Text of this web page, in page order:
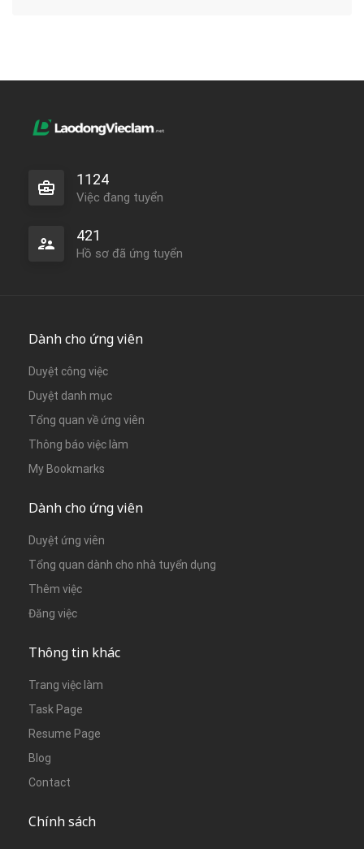
1124
Việc đang tuyển
421
Hồ sơ đã ứng tuyển
Dành cho ứng viên
Duyệt công việc
Duyệt danh mục
Tổng quan về ứng viên
Thông báo việc làm
My Bookmarks
Dành cho ứng viên
Duyệt ứng viên
Tổng quan dành cho nhà tuyển dụng
Thêm việc
Đăng việc
Thông tin khác
Trang việc làm
Task Page
Resume Page
Blog
Contact
Chính sách